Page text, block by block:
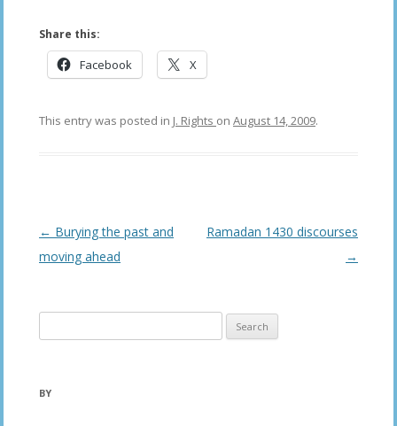
Share this:
Facebook X
This entry was posted in J. Rights on August 14, 2009.
Post
navigation
← Burying the past and
moving ahead
Ramadan 1430 discourses
→
for:
BY